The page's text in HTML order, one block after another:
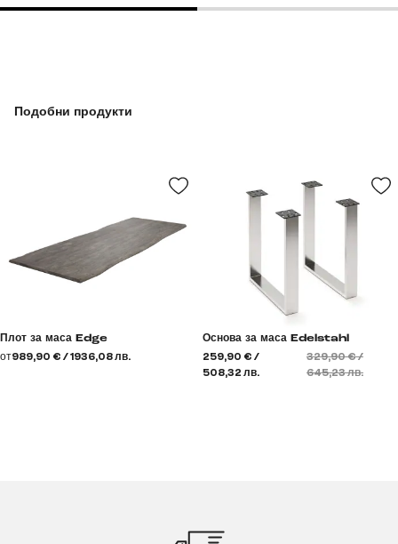
Подобни продукти
Плот за маса Edge
от989,90 € / 1936,08 лв.
Основа за маса Edelstahl
259,90 € /
508,32 лв.
329,90 € /
645,23 лв.